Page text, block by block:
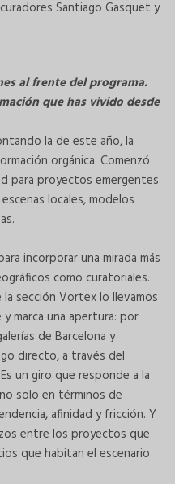
Santiago Gasquet y
al frente del programa.
que has vivido desde
la de este año, la
orgánica. Comenzó
para proyectos emergentes
locales, modelos
incorporar una mirada más
como curatoriales.
sección Vortex lo llevamos
marca una apertura: por
de Barcelona y
directo, a través del
un giro que responde a la
solo en términos de
afinidad y fricción. Y
entre los proyectos que
que habitan el escenario